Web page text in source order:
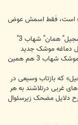
مضحک غربی ها: «سجیل»، همان «شهاب 3» است، فقط اسمش عوض
اما چرا این به اصطلاح کارشناسان مدعی هستند ، "سجیل" همان" شهاب 3"
دماغه موشک جدید
ایران، شبیه نوک بطری شیر بچه است! شکل دماغه موشک شهاب 3 هم همین
که بازتاب وسیعی در
غربی درتلاشند به هر
دلایل مضحک زیرسئوال